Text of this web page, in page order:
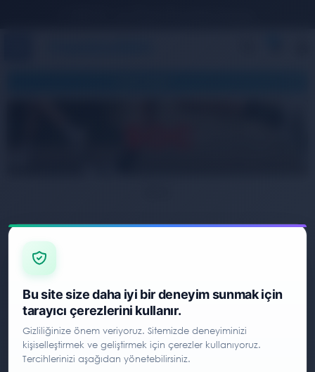
Bu site size daha iyi bir deneyim sunmak için
tarayıcı çerezlerini kullanır.
Gizliliğinize önem veriyoruz. Sitemizde deneyiminizi
kişiselleştirmek ve geliştirmek için çerezler kullanıyoruz.
Tercihlerinizi aşağıdan yönetebilirsiniz.